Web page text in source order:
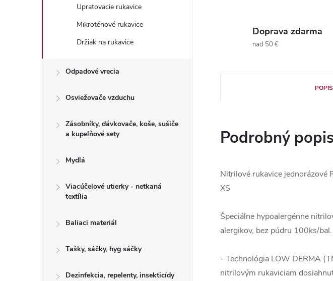
Upratovacie rukavice
Mikroténové rukavice
Držiak na rukavice
Odpadové vrecia
Osviežovače vzduchu
Zásobníky, dávkovače, koše, sušiče
a kupeľňové sety
Mydlá
Viacúčelové utierky - netkaná
textília
Baliaci materiál
Tašky, sáčky, hyg sáčky
Dezinfekcia, repelenty, insekticídy
Doprava zdarma
nad 50 €
POPIS
Podrobný popis
Nitrilové rukavice jednorázové
XS
Špeciálne hypoalergénne
alergikov, bez púdru 100ks/bal.
- Technológia LOW DERMA
nitrilovým rukaviciam